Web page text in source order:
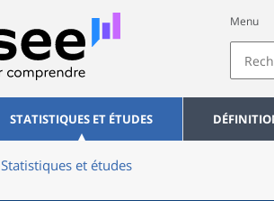
Menu
STATISTIQUES ET ÉTUDES
Statistiques et études